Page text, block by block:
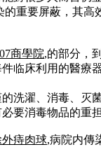
的重要屏蔽，其高
商學院,的部分，
临床利用的醫療
洗濯、消毒、
要消毒物品的重
痔肉球,病院内傳